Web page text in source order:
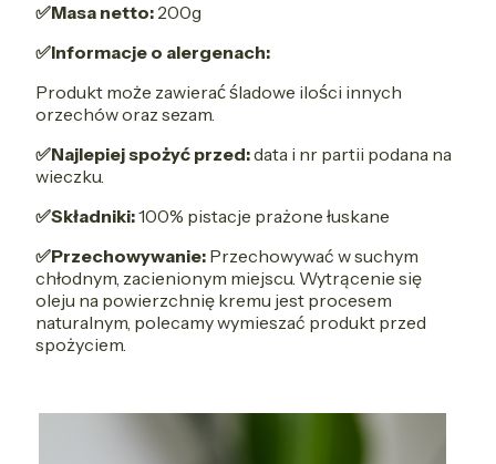
✅Masa netto: 200g
✅Informacje o alergenach:
Produkt może zawierać śladowe ilości innych
orzechów oraz sezam.
✅Najlepiej spożyć przed:data i nr partii podana na
wieczku.
✅Składniki:100% pistacje prażone łuskane
✅Przechowywanie: Przechowywać w suchym
chłodnym, zacienionym miejscu. Wytrącenie się
oleju na powierzchnię kremu jest procesem
naturalnym, polecamy wymieszać produkt przed
spożyciem.